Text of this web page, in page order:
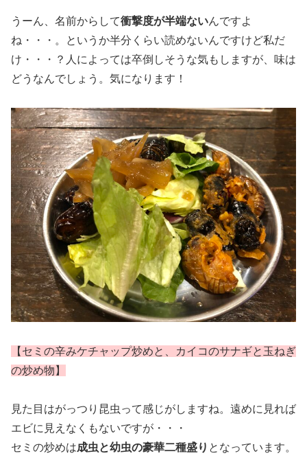
うーん、名前からして衝撃度が半端ないんですよ
ね・・・。というか半分くらい読めないんですけど私だ
け・・・？人によっては卒倒しそうな気もしますが、味は
どうなんでしょう。気になります！
【セミの辛みケチャップ炒めと、カイコのサナギと玉ねぎ
の炒め物】
見た目はがっつり昆虫って感じがしますね。遠めに見れば
エビに見えなくもないですが・・・
セミの炒めは成虫と幼虫の豪華二種盛り となっています。